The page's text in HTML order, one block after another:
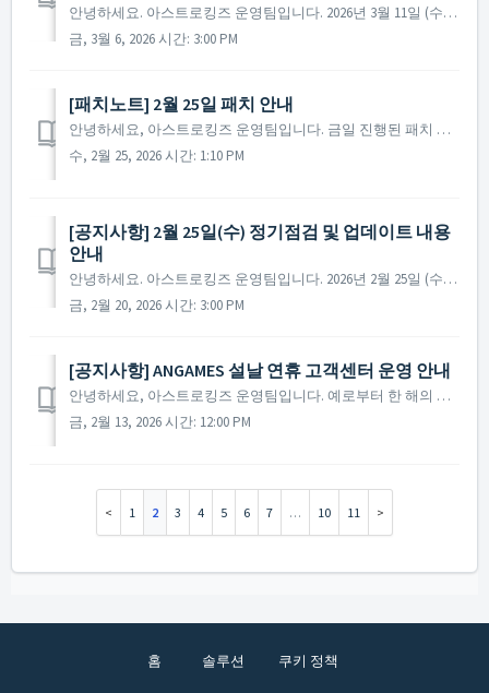
안녕하세요. 아스트로킹즈 운영팀입니다. 2026년 3월 11일 (수)에 진행 예정인 정기 점검 및 업데이트에 대해 안내드립니다. ※ 점검 내용은 상황에 따라 변경될 수 있으며, 변경 시 본 공지로 안내드릴 예정입니다. ▶ 정기점검 및 업데이트 사전 안내 - 점검 일정...
금, 3월 6, 2026 시간: 3:00 PM
[패치노트] 2월 25일 패치 안내
안녕하세요, 아스트로킹즈 운영팀입니다. 금일 진행된 패치 안내 드립니다. ▶ 2026년 2월 25일 패치 노트 - 일부 언어에서 패키지 이름이 잘못 표기되던 현상이 수정되었습니다. ※ 참고사항 - 해당 현상이 나타나는 사령관님께서는 재접속 후 게임을 ...
수, 2월 25, 2026 시간: 1:10 PM
[공지사항] 2월 25일(수) 정기점검 및 업데이트 내용
안내
안녕하세요. 아스트로킹즈 운영팀입니다. 2026년 2월 25일 (수)에 진행 예정인 정기 점검 및 업데이트에 대해 안내드립니다. ※ 점검 내용은 상황에 따라 변경될 수 있으며, 변경 시 본 공지로 안내드릴 예정입니다. ▶ 정기점검 및 업데이트 사전 안내 -...
금, 2월 20, 2026 시간: 3:00 PM
[공지사항] ANGAMES 설날 연휴 고객센터 운영 안내
안녕하세요, 아스트로킹즈 운영팀입니다. 예로부터 한 해의 복을 기원하며 정을 나누던 설날이 다가왔습니다. 사령관님 한 분, 한 분께 진심을 담아 건강과 행복을 기원하며, 소중한 분들과 함께 마음 넉넉해지는 연휴 보내시길 바랍니다. 설날 연휴 기간 동안의 고객센터 ...
금, 2월 13, 2026 시간: 12:00 PM
1 2 3 4 5 6 7 … 10 11
홈 솔루션 쿠키 정책